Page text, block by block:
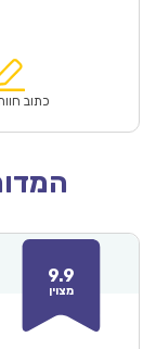
כתוב
9.9
מצוין